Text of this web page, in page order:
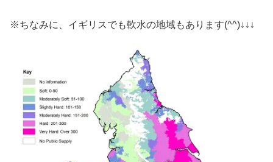
※ちなみに、イギリスでも軟水の地域もあります(^^)↓↓↓